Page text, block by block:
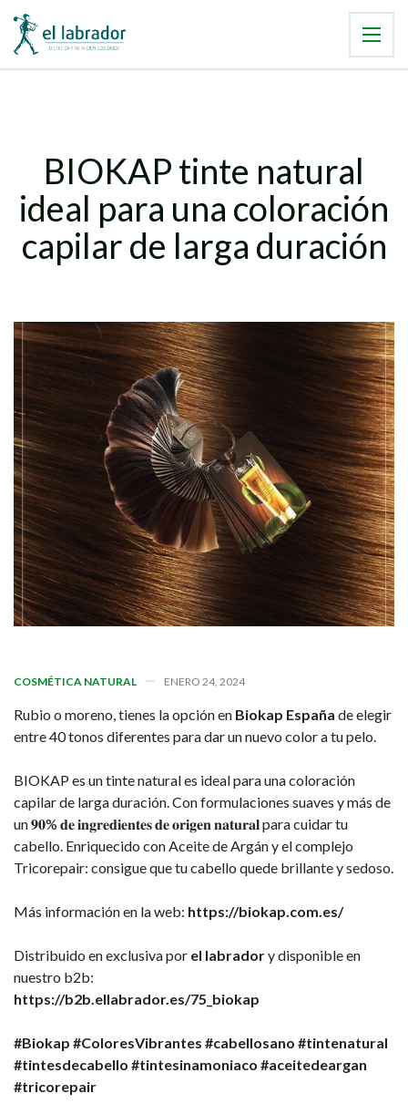
BIOKAP tinte natural
ideal para una coloración
capilar de larga duración
COSMÉTICA NATURAL ENERO 24, 2024
Rubio o moreno, tienes la opción en Biokap España de elegir
entre 40 tonos diferentes para dar un nuevo color a tu pelo.
BIOKAP es un tinte natural es ideal para una coloración
capilar de larga duración. Con formulaciones suaves y más de
un 𝟗𝟎% 𝐝𝐞 𝐢𝐧𝐠𝐫𝐞𝐝𝐢𝐞𝐧𝐭𝐞𝐬 𝐝𝐞 𝐨𝐫𝐢𝐠𝐞𝐧 𝐧𝐚𝐭𝐮𝐫𝐚𝐥 para cuidar tu
cabello. Enriquecido con Aceite de Argán y el complejo
Tricorepair: consigue que tu cabello quede brillante y sedoso.
Más información en la web: https://biokap.com.es/
Distribuido en exclusiva por el labradory disponible en
nuestro b2b:
https://b2b.ellabrador.es/75_biokap
#Biokap #ColoresVibrantes #cabellosano #tintenatural
#tintesdecabello #tintesinamoniaco #aceitedeargan
#tricorepair